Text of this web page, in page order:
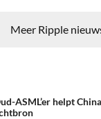
Meer Ripple
ASML’er helpt